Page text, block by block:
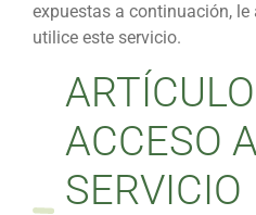
expuestas a continuación,
utilice este servicio.
ACCESO
SERVICIO